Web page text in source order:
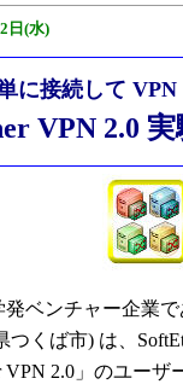
日(水)
に接続して
VPN 2.0
ベンチャー企業で
つくば市) は、
VPN 2.0」のユー